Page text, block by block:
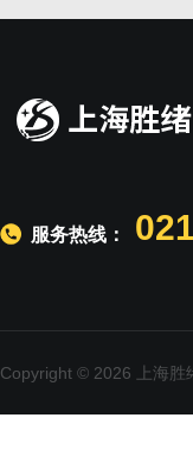
服务热线：
Copyright © 2026 上海